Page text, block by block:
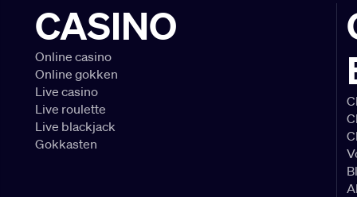
CASINO
Online casino
Online gokken
Live casino
Live roulette
Live blackjack
Gokkasten